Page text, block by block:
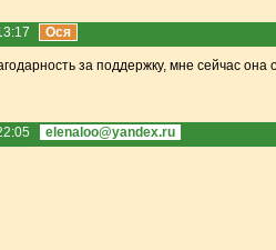
Ося
за поддержку, мне сейчас она
elenaloo@yandex.ru